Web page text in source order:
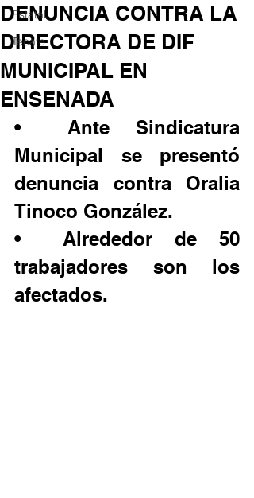
Estatal
Tecate
DENUNCIA CONTRA LA
DIRECTORA DE DIF
MUNICIPAL EN
ENSENADA
•	Ante Sindicatura
Municipal se presentó
denuncia contra Oralia
Tinoco González.
•	Alrededor de 50
trabajadores son los
afectados.